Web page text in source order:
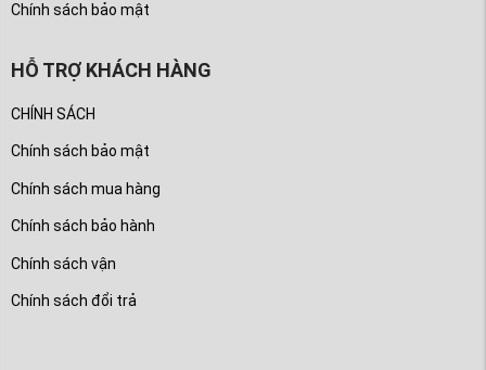
Chính sách bảo mật
HỖ TRỢ KHÁCH HÀNG
CHÍNH SÁCH
Chính sách bảo mật
Chính sách mua hàng
Chính sách bảo hành
Chính sách vận
Chính sách đổi trả